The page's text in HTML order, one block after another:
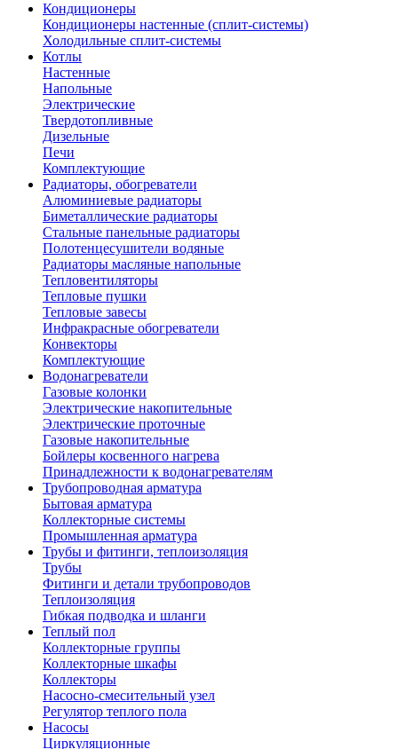
Кондиционеры
Кондиционеры настенные (сплит-системы)
Холодильные сплит-системы
Котлы
Настенные
Напольные
Электрические
Твердотопливные
Дизельные
Печи
Комплектующие
Радиаторы, обогреватели
Алюминиевые радиаторы
Биметаллические радиаторы
Стальные панельные радиаторы
Полотенцесушители водяные
Радиаторы масляные напольные
Тепловентиляторы
Тепловые пушки
Тепловые завесы
Инфракрасные обогреватели
Конвекторы
Комплектующие
Водонагреватели
Газовые колонки
Электрические накопительные
Электрические проточные
Газовые накопительные
Бойлеры косвенного нагрева
Принадлежности к водонагревателям
Трубопроводная арматура
Бытовая арматура
Коллекторные системы
Промышленная арматура
Трубы и фитинги, теплоизоляция
Трубы
Фитинги и детали трубопроводов
Теплоизоляция
Гибкая подводка и шланги
Теплый пол
Коллекторные группы
Коллекторные шкафы
Коллекторы
Насосно-смесительный узел
Регулятор теплого пола
Насосы
Циркуляционные